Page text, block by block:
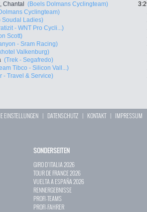
Chantal (Boels Dolmans Cyclingteam)
Cyclingteam)
Soudal Ladies)
- WNT Pro Cycli...)
Scott)
- Sram Racing)
Valkenburg)
(Trek - Segafredo)
Tibco - Silicon Vall...)
- Travel & Service)
EINSTELLUNGEN | DATENSCHUTZ | KONTAKT| IMPRESSUM
SONDERSEITEN
GIRO D`ITALIA 2026
TOUR DE FRANCE 2026
VUELTA A ESPAÑA 2026
RENNERGEBNISSE
PROFI-TEAMS
PROFI-FAHRER